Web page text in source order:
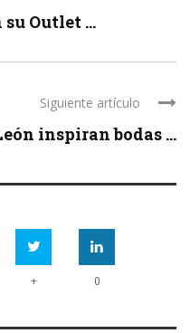
Outlet ...
Siguiente artículo
inspiran bodas ...
+ 0